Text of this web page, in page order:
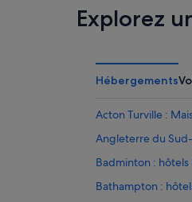
Explorez
Hébergements
Acton Turville :
Angleterre du
Badminton : hôtels
Bathampton :